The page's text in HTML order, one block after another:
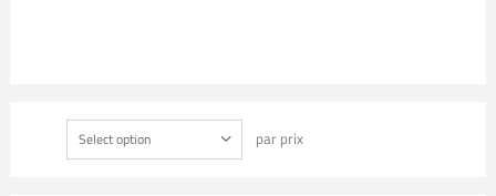
Select option par prix